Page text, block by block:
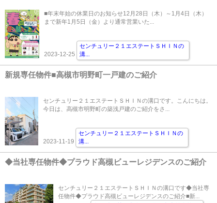
■年末年始の休業日のお知らせ12月28日（木）～1月4日（木）
まで新年1月5日（金）より通常営業いた...
2023-12-25
センチュリー２１エステートＳＨＩＮの
溝...
新規専任物件■高槻市明野町一戸建のご紹介
センチュリー２１エステートＳＨＩＮの溝口です。こんにちは。
今日は、高槻市明野町の築浅戸建のご紹介をさ...
2023-11-19
センチュリー２１エステートＳＨＩＮの
溝...
◆当社専任物件◆プラウド高槻ビューレジデンスのご紹介
センチュリー２１エステートＳＨＩＮの溝口です◆当社専
任物件◆プラウド高槻ビューレジデンスのご紹介■新...